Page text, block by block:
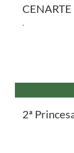
.
2ª